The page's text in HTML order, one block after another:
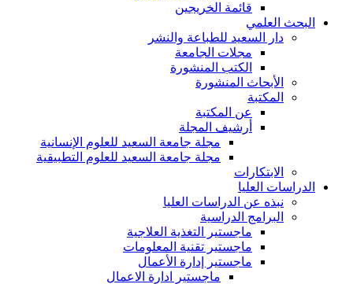
قائمة الخريجين
البحث العلمي
دار السعيد للطباعة والنشر
مجلات الجامعة
الكتب المنشورة
الأبحاث المنشورة
المكتبة
عن المكتبة
أرشيف المجلة
مجلة جامعة السعيد للعلوم الإنسانية
مجلة جامعة السعيد للعلوم التطبيقية
الابتكارات
الدراسات العليا
نبذه عن الدراسات العليا
البرامج الدراسية
ماجستير التغذية العلاجية
ماجستير تقنية المعلومات
ماجستير إدارة الأعمال
ماجستير ادارة الاعمال